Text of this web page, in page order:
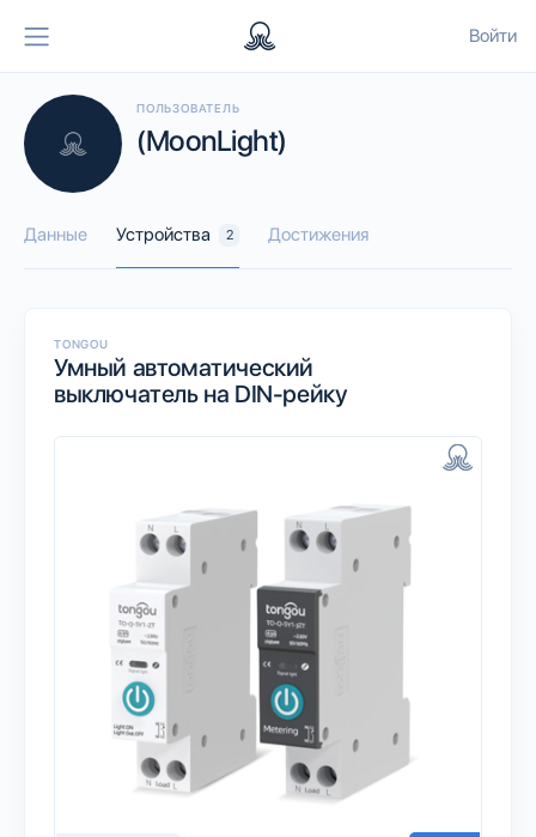
Войти
ПОЛЬЗОВАТЕЛЬ
(MoonLight)
Данные Устройства 2 Достижения
TONGOU
Умный автоматический
выключатель на DIN-рейку